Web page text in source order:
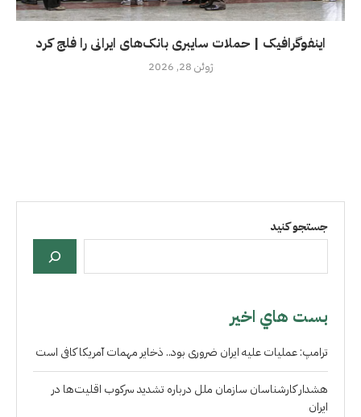
اینفوگرافیک | حملات سایبری بانک‌های ایرانی را فلج کرد
ژوئن 28, 2026
جستجو کنید
بست هاي اخير
ترامپ: عملیات علیه ایران ضروری بود.. ذخایر مهمات آمریکا کافی است
هشدار کارشناسان سازمان ملل درباره تشدید سرکوب اقلیت‌ها در
ایران